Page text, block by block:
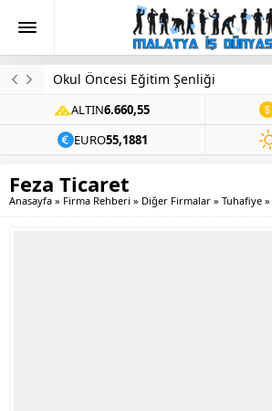
Okul Öncesi Eğitim Şenliği
ALTIN6.660,55
EURO55,1881
Feza Ticaret
Anasayfa » Firma Rehberi » Diğer Firmalar » Tuhafiye »